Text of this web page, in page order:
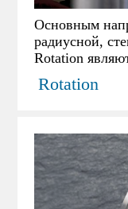
Основным
радиусной,
Rotation
стен и
VARIO
Rotation